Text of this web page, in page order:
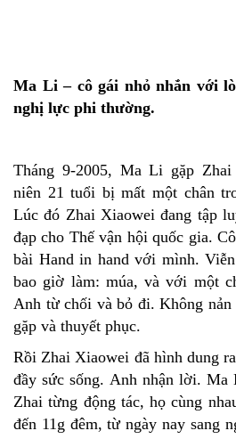
Ma Li – cô gái nhỏ nhắn với
nghị lực phi thường.
Tháng 9-2005, Ma Li gặp
niên 21 tuổi bị mất một chân
Lúc đó Zhai Xiaowei đang tập
đạp cho Thế vận hội quốc gia.
bài Hand in hand với mình.
bao giờ làm: múa, và với một
Anh từ chối và bỏ đi. Không
gặp và thuyết phục.
Rồi Zhai Xiaowei đã hình dung
đầy sức sống. Anh nhận lời.
Zhai từng động tác, họ cùng
đến 11g đêm, từ ngày nay sang